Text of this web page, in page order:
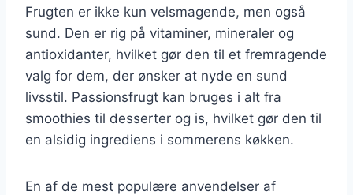
Frugten er ikke kun velsmagende, men også
sund. Den er rig på vitaminer, mineraler og
antioxidanter, hvilket gør den til et fremragende
valg for dem, der ønsker at nyde en sund
livsstil. Passionsfrugt kan bruges i alt fra
smoothies til desserter og is, hvilket gør den til
en alsidig ingrediens i sommerens køkken.
En af de mest populære anvendelser af